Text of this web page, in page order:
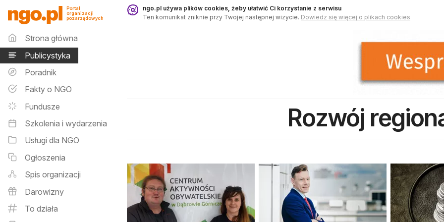
Publicystyka - ngo.pl
Portal
organizacji
pozarządowych
Menu główne
Strona główna
Publicystyka
Poradnik
Fakty o NGO
Fundusze
Szkolenia i wydarzenia
Usługi dla NGO
Ogłoszenia
Spis organizacji
Darowizny
To działa
ngo.pl używa plików cookies, żeby ułatwić Ci korzystanie z serwisu
Ten komunikat zniknie przy Twojej następnej wizycie. Dowiedz się więcej o plikach cookies
Rozwój